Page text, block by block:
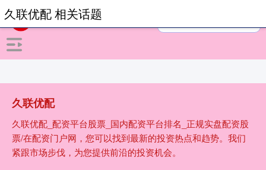
久联优配
久联优配_配资平台股票_国内配资平台排名_正规实盘配资股
票/在配资门户网，您可以找到最新的投资热点和趋势。我们
紧跟市场步伐，为您提供前沿的投资机会。
久联优配 相关话题